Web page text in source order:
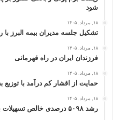
شود
۱۸, مرداد, ۱۴۰۵
تشکیل جلسه مدیران بیمه البرز
۱۸, مرداد, ۱۴۰۵
فرزندان ایران در راه قهرمانی
۱۸, مرداد, ۱۴۰۵
حمایت از اقشار کم‌ درآمد با
۱۸, مرداد, ۱۴۰۵
رشد ۵۰۹۸ درصدی خالص تسهیلات بانک اقتصاد نوین